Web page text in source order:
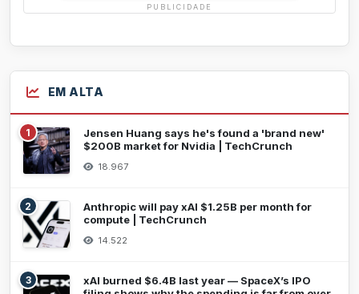
PUBLICIDADE
EM ALTA
1
Jensen Huang says he's found a 'brand new'
$200B market for Nvidia | TechCrunch
18.967
2
Anthropic will pay xAI $1.25B per month for
compute | TechCrunch
14.522
3
xAI burned $6.4B last year — SpaceX’s IPO